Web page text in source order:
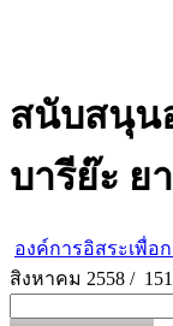
สนับสนุน
บารีย๊ะ ย
องค์การอิสระเพื่อ
สิงหาคม 2558 /